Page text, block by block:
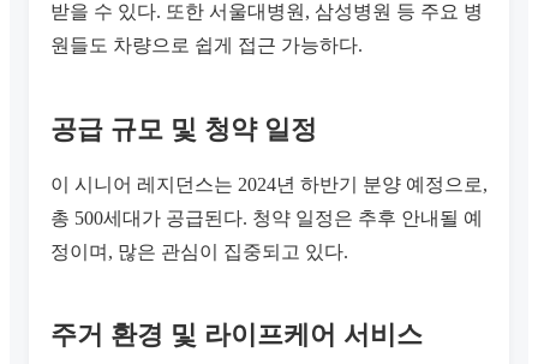
받을 수 있다. 또한 서울대병원, 삼성병원 등 주요 병
원들도 차량으로 쉽게 접근 가능하다.
공급 규모 및 청약 일정
이 시니어 레지던스는 2024년 하반기 분양 예정으로,
총 500세대가 공급된다. 청약 일정은 추후 안내될 예
정이며, 많은 관심이 집중되고 있다.
주거 환경 및 라이프케어 서비스